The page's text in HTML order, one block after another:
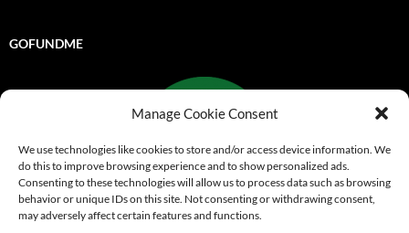
Manage Cookie Consent
We use technologies like cookies to store and/or access device information. We
do this to improve browsing experience and to show personalized ads.
Consenting to these technologies will allow us to process data such as browsing
behavior or unique IDs on this site. Not consenting or withdrawing consent,
may adversely affect certain features and functions.
GOFUNDME